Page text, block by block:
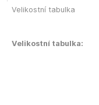
Velikostní tabulka
Velikostní tabulka: